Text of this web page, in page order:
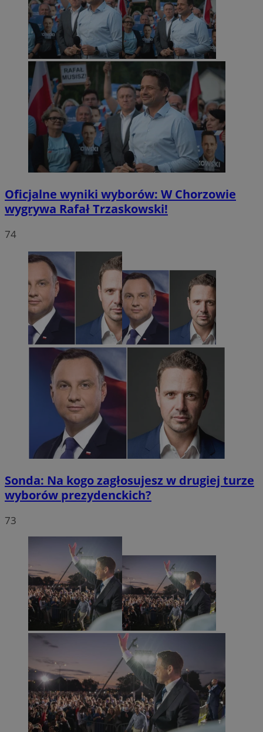
Oficjalne wyniki wyborów: W Chorzowie
wygrywa Rafał Trzaskowski!
74
Sonda: Na kogo zagłosujesz w drugiej turze
wyborów prezydenckich?
73